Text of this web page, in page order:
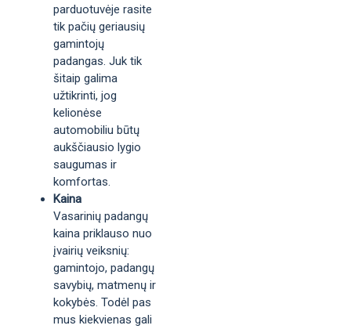
parduotuvėje rasite
tik pačių geriausių
gamintojų
padangas. Juk tik
šitaip galima
užtikrinti, jog
kelionėse
automobiliu būtų
aukščiausio lygio
saugumas ir
komfortas.
Kaina
Vasarinių padangų
kaina priklauso nuo
įvairių veiksnių:
gamintojo, padangų
savybių, matmenų ir
kokybės. Todėl pas
mus kiekvienas gali